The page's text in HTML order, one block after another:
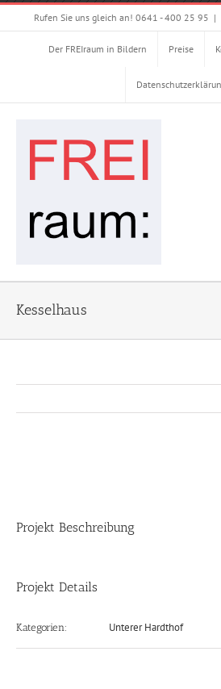
Zum
Rufen Sie uns gleich an! 0641 - 400 25 95 |
Der FREIraum in Bildern Preise
Kesselhaus
Projekt Beschreibung
Projekt Details
Kategorien: Unterer Hardthof